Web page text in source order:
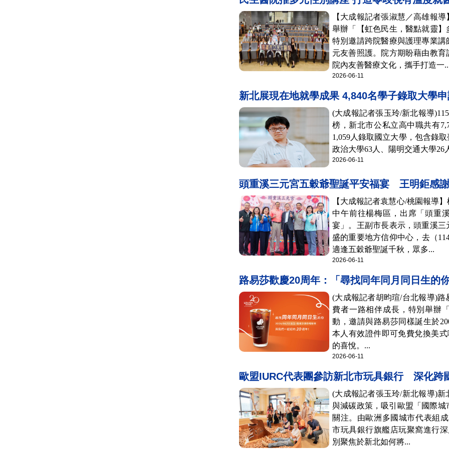
【大成報記者張淑慧／高雄報
舉辦「【虹色民生，醫點就靈
特別邀請跨院醫療與護理專業
元友善照護。院方期盼藉由教
院內友善醫療文化，攜手打造一
2026-06-11
新北展現在地就學成果 4,840名學子錄取大學
(大成報記者張玉玲/新北報導
榜，新北市公私立高中職共有
1,059人錄取國立大學，包含錄
政治大學63人、陽明交通大學26
2026-06-11
頭重溪三元宮五穀爺聖誕平安福宴 王明鉅感
【大成報記者袁慧心/桃園報導
中午前往楊梅區，出席「頭重
宴」。王副市長表示，頭重溪
盛的重要地方信仰中心，去（
適逢五穀爺聖誕千秋，眾多...
2026-06-11
路易莎歡慶20周年：「尋找同年同月同日生的
(大成報記者胡昀瑄/台北報導)
費者一路相伴成長，特別舉辦
動，邀請與路易莎同樣誕生於
本人有效證件即可免費兌換美
的喜悅。...
2026-06-11
歐盟IURC代表團參訪新北市玩具銀行 深化跨
(大成報記者張玉玲/新北報導)
與減碳政策，吸引歐盟「國際
關注。由歐洲多國城市代表組
市玩具銀行旗艦店玩聚窩進行
別聚焦於新北如何將...